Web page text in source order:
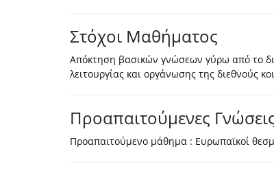
Στόχοι Μαθήματος
Απόκτηση βασικών γνώσεων γύρω από το
λειτουργίας και οργάνωσης της διεθνούς
Προαπαιτούμενες
Προαπαιτούμενο μάθημα : Ευρωπαϊκοί